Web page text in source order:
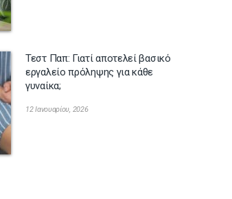
Τεστ Παπ: Γιατί αποτελεί βασικό
εργαλείο πρόληψης για κάθε
γυναίκα;
12 Ιανουαρίου, 2026